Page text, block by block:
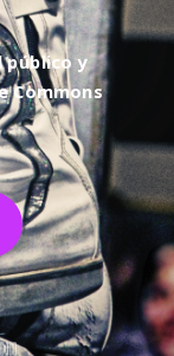
público y
Commons